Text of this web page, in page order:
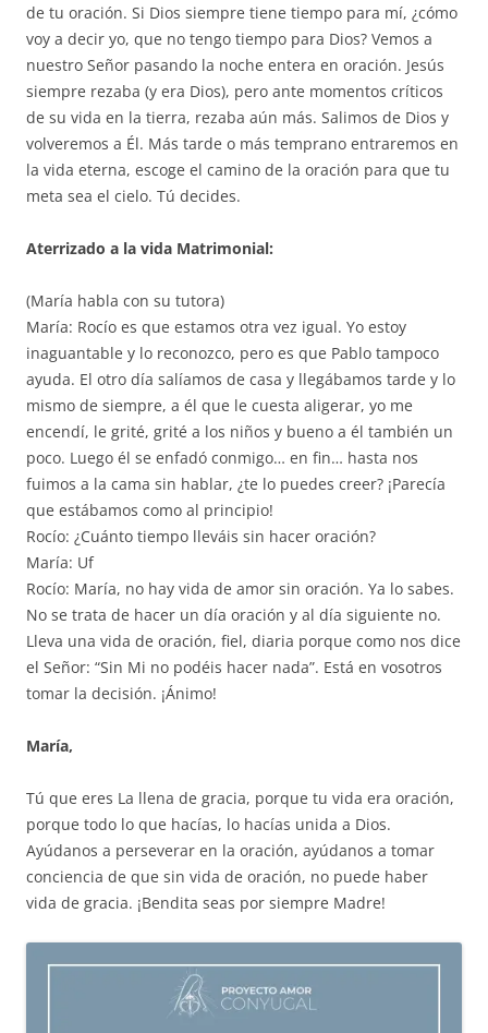
de tu oración. Si Dios siempre tiene tiempo para mí, ¿cómo
voy a decir yo, que no tengo tiempo para Dios? Vemos a
nuestro Señor pasando la noche entera en oración. Jesús
siempre rezaba (y era Dios), pero ante momentos críticos
de su vida en la tierra, rezaba aún más. Salimos de Dios y
volveremos a Él. Más tarde o más temprano entraremos en
la vida eterna, escoge el camino de la oración para que tu
meta sea el cielo. Tú decides.
Aterrizado a la vida Matrimonial:
(María habla con su tutora)
María: Rocío es que estamos otra vez igual. Yo estoy
inaguantable y lo reconozco, pero es que Pablo tampoco
ayuda. El otro día salíamos de casa y llegábamos tarde y lo
mismo de siempre, a él que le cuesta aligerar, yo me
encendí, le grité, grité a los niños y bueno a él también un
poco. Luego él se enfadó conmigo… en fin… hasta nos
fuimos a la cama sin hablar, ¿te lo puedes creer? ¡Parecía
que estábamos como al principio!
Rocío: ¿Cuánto tiempo lleváis sin hacer oración?
María: Uf
Rocío: María, no hay vida de amor sin oración. Ya lo sabes.
No se trata de hacer un día oración y al día siguiente no.
Lleva una vida de oración, fiel, diaria porque como nos dice
el Señor: “Sin Mi no podéis hacer nada”. Está en vosotros
tomar la decisión. ¡Ánimo!
María,
Tú que eres La llena de gracia, porque tu vida era oración,
porque todo lo que hacías, lo hacías unida a Dios.
Ayúdanos a perseverar en la oración, ayúdanos a tomar
conciencia de que sin vida de oración, no puede haber
vida de gracia. ¡Bendita seas por siempre Madre!